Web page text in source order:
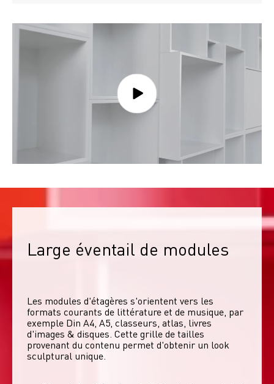
Large éventail de modules
Les modules d'étagères s'orientent vers les
formats courants de littérature et de musique, par
exemple Din A4, A5, classeurs, atlas, livres
d'images & disques. Cette grille de tailles
provenant du contenu permet d'obtenir un look
sculptural unique.